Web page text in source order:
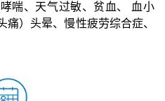
喘、天气过敏、贫血、 血小
）头晕、慢性疲劳综合症、